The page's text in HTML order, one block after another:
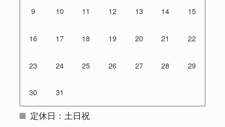
9 10 11 12 13 14 15
16 17 18 19 20 21 22
23 24 25 26 27 28 29
30 31
定休日：土日祝